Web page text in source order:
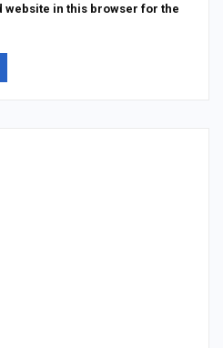
website in this browser for the